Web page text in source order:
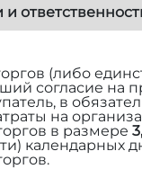
(либо
согласие на
в
на
в размере
календарных